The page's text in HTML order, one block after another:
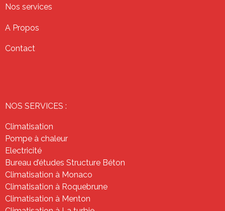
Nos services
A Propos
Contact
NOS SERVICES :
Climatisation
Pompe à chaleur
Electricité
Bureau d’études Structure Béton
Climatisation à Monaco
Climatisation à Roquebrune
Climatisation à Menton